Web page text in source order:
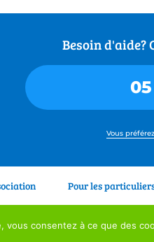
Besoin d'aide?
Vous
Pour les
Nos horaires d’ouverture :
vous consentez à ce que des